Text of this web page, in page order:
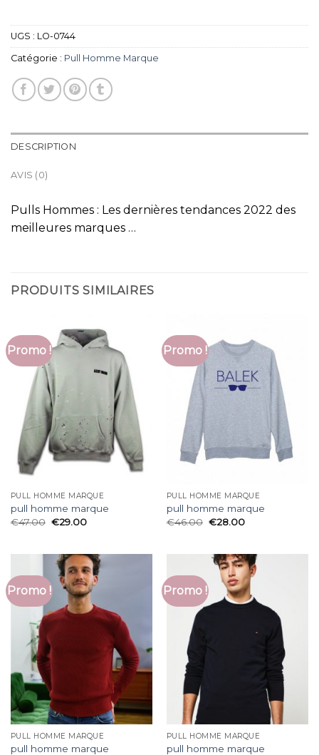
UGS : LO-0744
Catégorie : Pull Homme Marque
DESCRIPTION
AVIS (0)
Pulls Hommes : Les dernières tendances 2022 des
meilleures marques …
PRODUITS SIMILAIRES
Promo !
PULL HOMME MARQUE
pull homme marque
€47.00 €29.00
Promo !
PULL HOMME MARQUE
pull homme marque
€46.00 €28.00
Promo !
PULL HOMME MARQUE
pull homme marque
Promo !
PULL HOMME MARQUE
pull homme marque